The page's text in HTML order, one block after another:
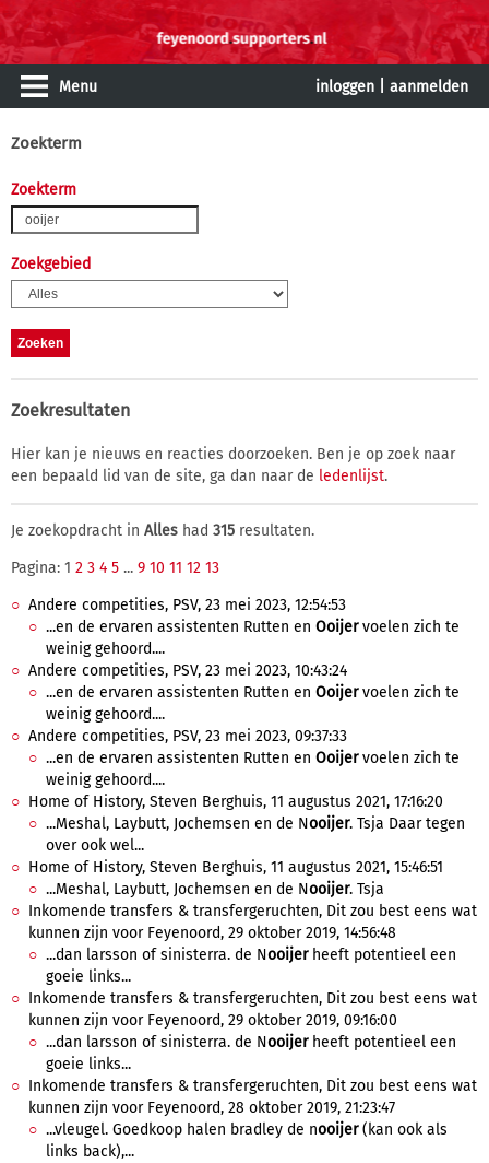
Menu inloggen aanmelden
Zoekterm
Zoekterm
Zoekgebied
Zoekresultaten
Hier kan je nieuws en reacties doorzoeken. Ben je op zoek naar
een bepaald lid van de site, ga dan naar de ledenlijst.
Je zoekopdracht in Alles had 315 resultaten.
Pagina: 1 2 3 4 5 ... 9 10 11 12 13
Andere competities, PSV, 23 mei 2023, 12:54:53
...en de ervaren assistenten Rutten en Ooijervoelen zich te
weinig gehoord....
Andere competities, PSV, 23 mei 2023, 10:43:24
...en de ervaren assistenten Rutten en Ooijervoelen zich te
weinig gehoord....
Andere competities, PSV, 23 mei 2023, 09:37:33
...en de ervaren assistenten Rutten en Ooijervoelen zich te
weinig gehoord....
Home of History, Steven Berghuis, 11 augustus 2021, 17:16:20
...Meshal, Laybutt, Jochemsen en de Nooijer. Tsja Daar tegen
over ook wel...
Home of History, Steven Berghuis, 11 augustus 2021, 15:46:51
...Meshal, Laybutt, Jochemsen en de Nooijer. Tsja
Inkomende transfers & transfergeruchten, Dit zou best eens wat
kunnen zijn voor Feyenoord, 29 oktober 2019, 14:56:48
...dan larsson of sinisterra. de Nooijerheeft potentieel een
goeie links...
Inkomende transfers & transfergeruchten, Dit zou best eens wat
kunnen zijn voor Feyenoord, 29 oktober 2019, 09:16:00
...dan larsson of sinisterra. de Nooijerheeft potentieel een
goeie links...
Inkomende transfers & transfergeruchten, Dit zou best eens wat
kunnen zijn voor Feyenoord, 28 oktober 2019, 21:23:47
...vleugel. Goedkoop halen bradley de nooijer(kan ook als
links back),...